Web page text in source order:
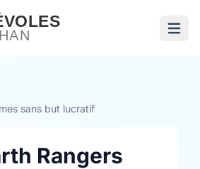
sans but lucratif
Rangers